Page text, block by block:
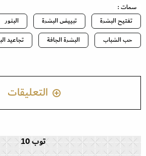
سمات :
تفتيح البشرة
تبييض البشرة البثور
حب الشباب
البشرة الجافة تجاعيد
التعليقات
توب 10